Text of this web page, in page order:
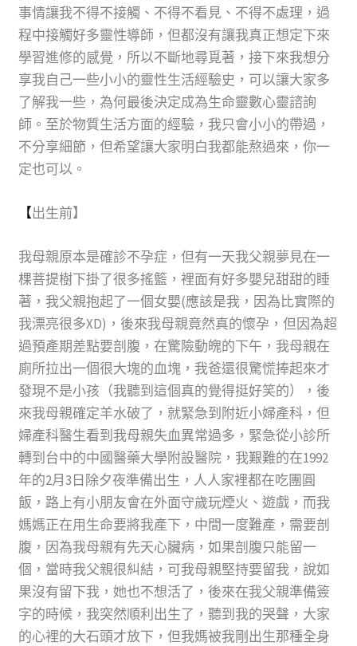
事情讓我不得不接觸、不得不看見、不得不處理，過
程中接觸好多靈性導師，但都沒有讓我真正想定下來
學習進修的感覺，所以不斷地尋覓著，接下來我想分
享我自己一些小小的靈性生活經驗史，可以讓大家多
了解我一些，為何最後決定成為生命靈數心靈諮詢
師。至於物質生活方面的經驗，我只會小小的帶過，
不分享細節，但希望讓大家明白我都能熬過來，你一
定也可以。
【出生前】
我母親原本是確診不孕症，但有一天我父親夢見在一
棵菩提樹下掛了很多搖籃，裡面有好多嬰兒甜甜的睡
著，我父親抱起了一個女嬰(應該是我，因為比實際的
我漂亮很多XD)，後來我母親竟然真的懷孕，但因為超
過預產期差點要剖腹，在驚險動魄的下午，我母親在
廁所拉出一個很大塊的血塊，我爸還很驚慌捧起來才
發現不是小孩（我聽到這個真的覺得挺好笑的），後
來我母親確定羊水破了，就緊急到附近小婦產科，但
婦產科醫生看到我母親失血異常過多，緊急從小診所
轉到台中的中國醫藥大學附設醫院，我艱難的在1992
年的2月3日除夕夜準備出生，人人家裡都在吃團圓
飯，路上有小朋友會在外面守歲玩煙火、遊戲，而我
媽媽正在用生命要將我產下，中間一度難產，需要剖
腹，因為我母親有先天心臟病，如果剖腹只能留一
個，當時我父親很糾結，可我母親堅持要留我，說如
果沒有留下我，她也不想活了，後來在我父親準備簽
字的時候，我突然順利出生了，聽到我的哭聲，大家
的心裡的大石頭才放下，但我媽被我剛出生那種全身